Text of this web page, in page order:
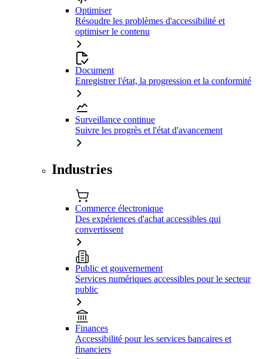
Optimiser
Résoudre les problèmes d'accessibilité et
optimiser le contenu
Document
Enregistrer l'état, la progression et la conformité
Surveillance continue
Suivre les progrès et l'état d'avancement
Industries
Commerce électronique
Des expériences d'achat accessibles qui
convertissent
Public et gouvernement
Services numériques accessibles pour le secteur
public
Finances
Accessibilité pour les services bancaires et
financiers